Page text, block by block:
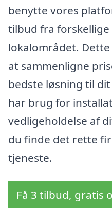
benytte vores
tilbud fra forskellige
lokalområdet.
at sammenligne
bedste løsning til
har brug for
vedligeholdelse af
du finde det rette
tjeneste.
Få 3 tilbud, gratis